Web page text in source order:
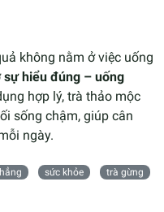
không nằm ở việc uống
sự hiểu đúng – uống
hợp lý, trà thảo mộc
sống chậm, giúp cân
ngày.
sức khỏe
trà gừng